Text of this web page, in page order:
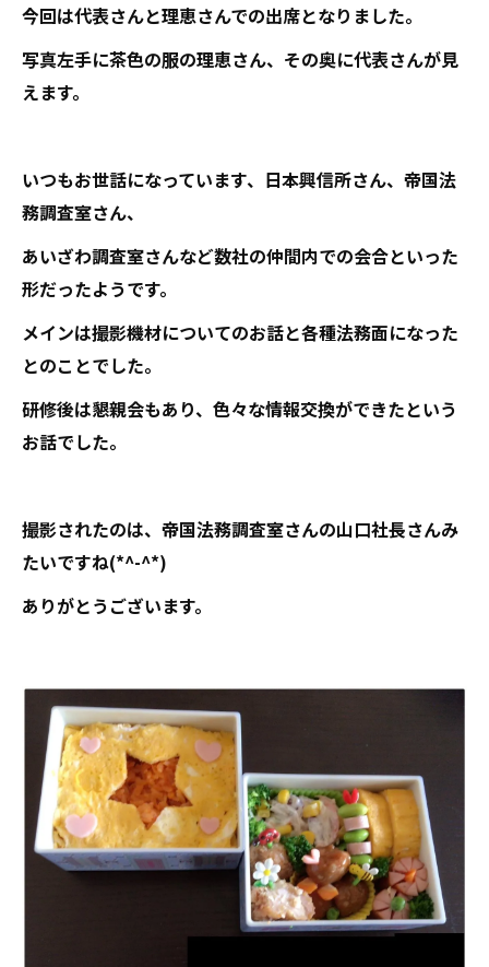
今回は代表さんと理恵さんでの出席となりました。
写真左手に茶色の服の理恵さん、その奥に代表さんが見
えます。
いつもお世話になっています、日本興信所さん、帝国法
務調査室さん、
あいざわ調査室さんなど数社の仲間内での会合といった
形だったようです。
メインは撮影機材についてのお話と各種法務面になった
とのことでした。
研修後は懇親会もあり、色々な情報交換ができたという
お話でした。
撮影されたのは、帝国法務調査室さんの山口社長さんみ
たいですね(*^-^*)
ありがとうございます。